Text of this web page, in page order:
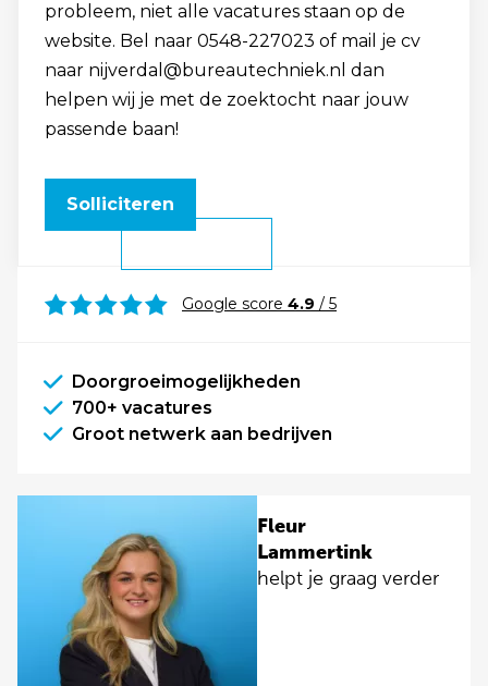
probleem, niet alle vacatures staan op de
website. Bel naar 0548-227023 of mail je cv
naar nijverdal@bureautechniek.nl dan
helpen wij je met de zoektocht naar jouw
passende baan!
Solliciteren
Google score 4.9 / 5
Doorgroeimogelijkheden
700+ vacatures
Groot netwerk aan bedrijven
Fleur
Lammertink
helpt je graag verder